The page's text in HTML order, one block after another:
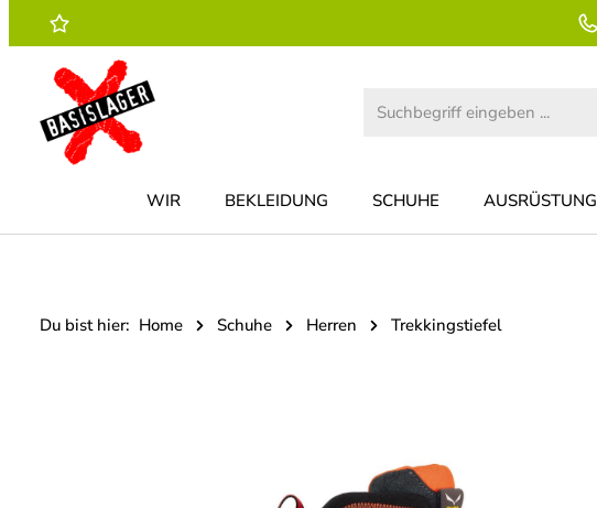
Hauptinhalt springen
Zur Suche springen
Zur Hauptnavigation springen
WIR BEKLEIDUNG SCHUHE AUSRÜSTUNG
Du bist hier: Home Schuhe Herren Trekkingstiefel